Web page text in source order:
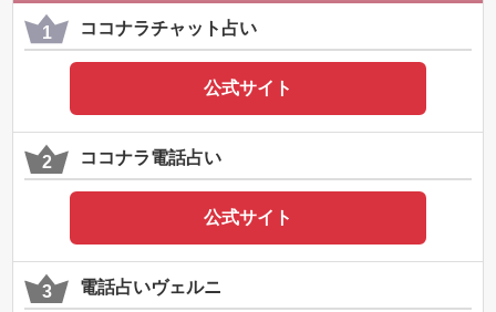
ココナラチャット占い
公式サイト
ココナラ電話占い
公式サイト
電話占いヴェルニ